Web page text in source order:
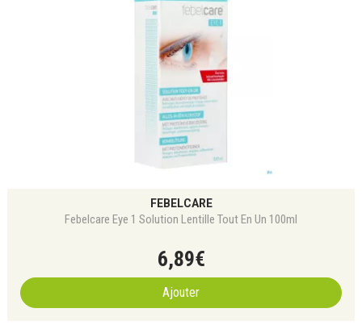
FEBELCARE
Febelcare Eye 1 Solution Lentille Tout En Un 100ml
6,89€
Ajouter